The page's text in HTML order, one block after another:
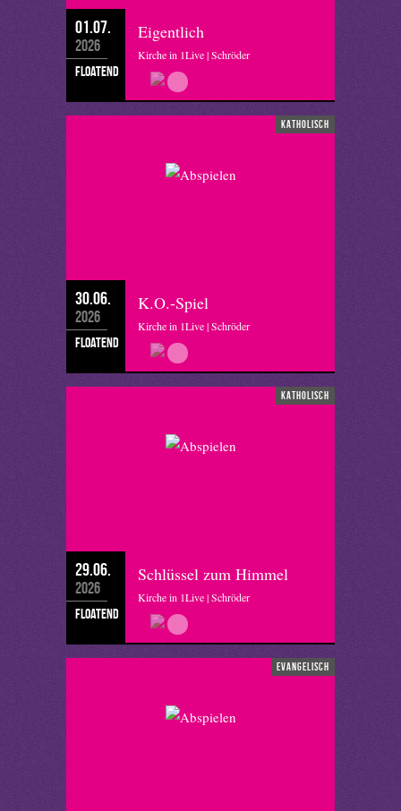
01.07.
2026
floatend
Eigentlich
Kirche in 1Live | Schröder
katholisch
30.06.
2026
floatend
K.O.-Spiel
Kirche in 1Live | Schröder
katholisch
29.06.
2026
floatend
Schlüssel zum Himmel
Kirche in 1Live | Schröder
evangelisch